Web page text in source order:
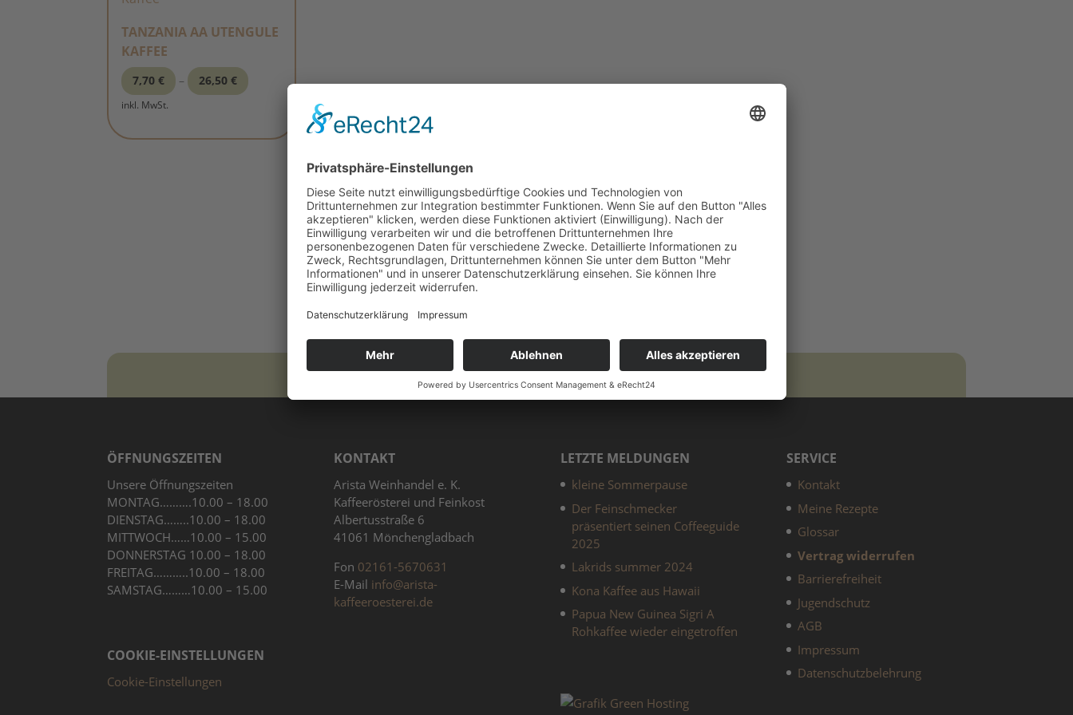
TANZANIA AA UTENGULE
KAFFEE
7,70€ – 26,50€
inkl. MwSt.
← 1 2 3 … 21 22 23 24
Startseite»Shop»Neuheiten
ÖFFNUNGSZEITEN
Unsere Öffnungszeiten
MONTAG……….10.00 – 18.00
DIENSTAG……..10.00 – 18.00
MITTWOCH……10.00 – 15.00
DONNERSTAG 10.00 – 18.00
FREITAG………..10.00 – 18.00
SAMSTAG………10.00 – 15.00
COOKIE-EINSTELLUNGEN
Cookie-Einstellungen
KONTAKT
Arista Weinhandel e. K.
Kaffeerösterei und Feinkost
Albertusstraße 6
41061 Mönchengladbach
Fon 02161-5670631
E-Mail info@arista-
kaffeeroesterei.de
LETZTE MELDUNGEN
kleine Sommerpause
Der Feinschmecker
präsentiert seinen Coffeeguide
2025
Lakrids summer 2024
Kona Kaffee aus Hawaii
Papua New Guinea Sigri A
Rohkaffee wieder eingetroffen
SERVICE
Kontakt
Meine Rezepte
Glossar
Vertrag widerrufen
Barrierefreiheit
Jugendschutz
AGB
Impressum
Datenschutzbelehrung